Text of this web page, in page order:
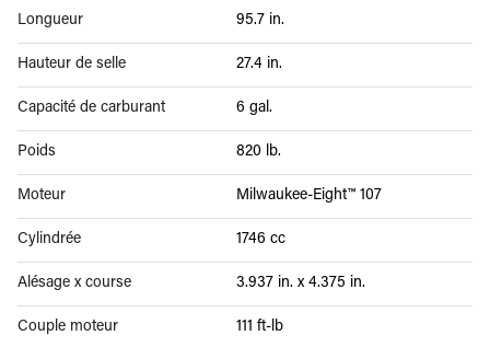
Longueur 95.7 in.
Hauteur de selle 27.4 in.
Capacité de carburant 6 gal.
Poids 820 lb.
Moteur Milwaukee-Eight™ 107
Cylindrée 1746 cc
Alésage x course 3.937 in. x 4.375 in.
Couple moteur 111 ft-lb